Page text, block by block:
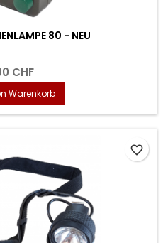
80 - NEU
CHF
Warenkorb
favorite_border